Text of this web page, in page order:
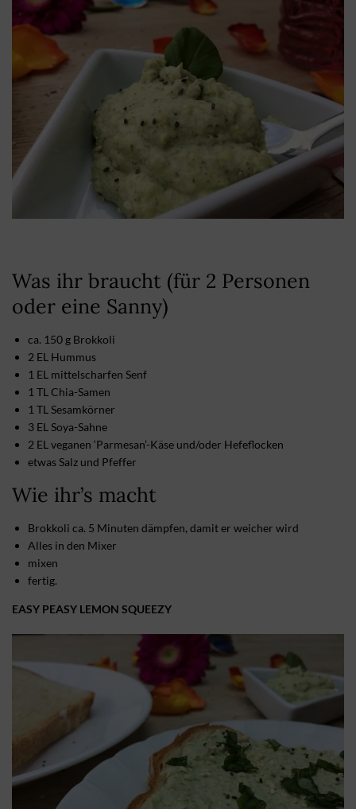
Was ihr braucht (für 2 Personen
oder eine Sanny)
ca. 150 g Brokkoli
2 EL Hummus
1 EL mittelscharfen Senf
1 TL Chia-Samen
1 TL Sesamkörner
3 EL Soya-Sahne
2 EL veganen ‘Parmesan’-Käse und/oder Hefeflocken
etwas Salz und Pfeffer
Wie ihr’s macht
Brokkoli ca. 5 Minuten dämpfen, damit er weicher wird
Alles in den Mixer
mixen
fertig.
EASY PEASY LEMON SQUEEZY